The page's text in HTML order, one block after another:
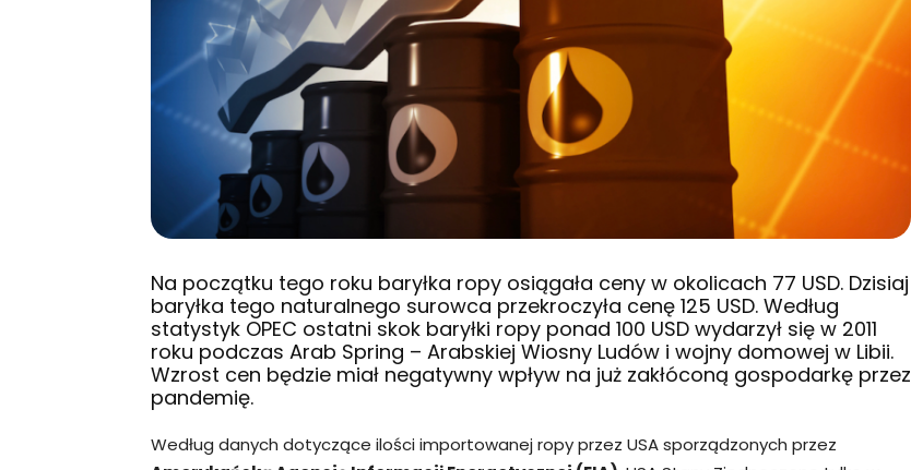
Na początku tego roku baryłka ropy osiągała ceny w okolicach 77 USD. Dzisiaj
baryłka tego naturalnego surowca przekroczyła cenę 125 USD. Według
statystyk OPEC ostatni skok baryłki ropy ponad 100 USD wydarzył się w 2011
roku podczas Arab Spring – Arabskiej Wiosny Ludów i wojny domowej w Libii.
Wzrost cen będzie miał negatywny wpływ na już zakłóconą gospodarkę przez
pandemię.
Według danych dotyczące ilości importowanej ropy przez USA sporządzonych przez